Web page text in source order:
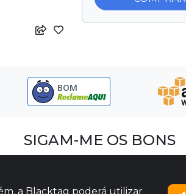
BOM
SIGAM-ME OS BONS
a Blacktag poderá utilizar